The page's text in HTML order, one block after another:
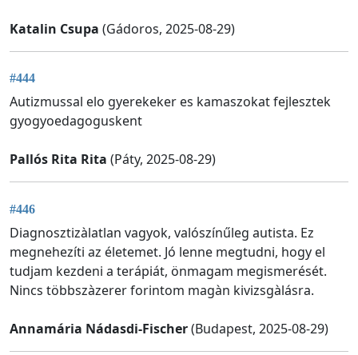
Katalin Csupa (Gádoros, 2025-08-29)
#444
Autizmussal elo gyerekeker es kamaszokat fejlesztek
gyogyoedagoguskent
Pallós Rita Rita (Páty, 2025-08-29)
#446
Diagnosztizàlatlan vagyok, valószínűleg autista. Ez
megnehezíti az életemet. Jó lenne megtudni, hogy el
tudjam kezdeni a terápiát, önmagam megismerését.
Nincs többszàzerer forintom magàn kivizsgàlásra.
Annamária Nádasdi-Fischer(Budapest, 2025-08-29)